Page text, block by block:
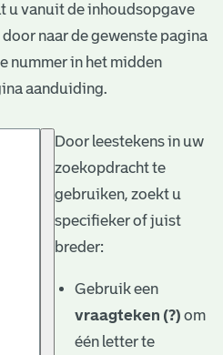
u vanuit de inhoudsopgave
naar de gewenste pagina
nummer in het midden
aanduiding.
Door leestekens in uw
zoekopdracht te
gebruiken, zoekt u
specifieker of juist
breder:
Gebruik een
vraagteken (?) om
één letter te